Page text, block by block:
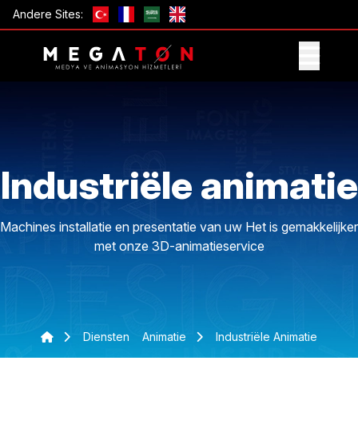
Andere Sites:
Industriële animatie
Machines installatie en presentatie van uw Het is gemakkelijker
met onze 3D-animatieservice
Diensten Animatie Industriële Animatie